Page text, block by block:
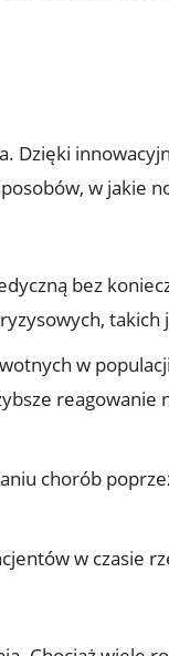
Dzięki
w jakie
bez
takich
w
reagowanie
chorób
w czasie